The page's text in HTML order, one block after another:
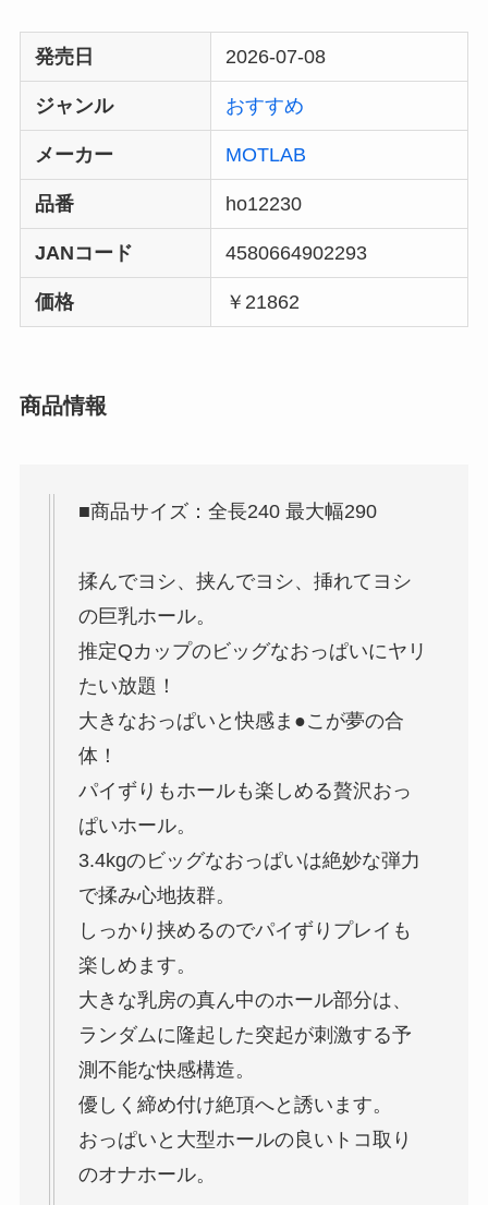
発売日 2026-07-08
ジャンル おすすめ
メーカー MOTLAB
品番 ho12230
JANコード 4580664902293
価格 ￥21862
商品情報
■商品サイズ：全長240 最大幅290
揉んでヨシ、挟んでヨシ、挿れてヨシ
の巨乳ホール。
推定Qカップのビッグなおっぱいにヤリ
たい放題！
大きなおっぱいと快感ま●こが夢の合
体！
パイずりもホールも楽しめる贅沢おっ
ぱいホール。
3.4kgのビッグなおっぱいは絶妙な弾力
で揉み心地抜群。
しっかり挟めるのでパイずりプレイも
楽しめます。
大きな乳房の真ん中のホール部分は、
ランダムに隆起した突起が刺激する予
測不能な快感構造。
優しく締め付け絶頂へと誘います。
おっぱいと大型ホールの良いトコ取り
のオナホール。